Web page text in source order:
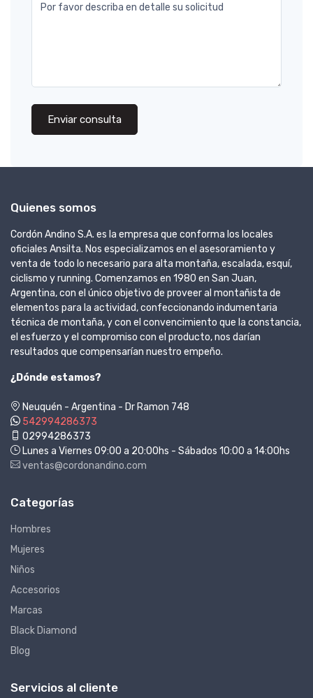
Por favor describa en detalle su solicitud
Enviar consulta
Quienes somos
Cordón Andino S.A. es la empresa que conforma los locales
oficiales Ansilta. Nos especializamos en el asesoramiento y
venta de todo lo necesario para alta montaña, escalada, esquí,
ciclismo y running. Comenzamos en 1980 en San Juan,
Argentina, con el único objetivo de proveer al montañista de
elementos para la actividad, confeccionando indumentaria
técnica de montaña, y con el convencimiento que la constancia,
el esfuerzo y el compromiso con el producto, nos darían
resultados que compensarían nuestro empeño.
¿Dónde estamos?
Neuquén - Argentina - Dr Ramon 748
542994286373
02994286373
Lunes a Viernes 09:00 a 20:00hs - Sábados 10:00 a 14:00hs
ventas@cordonandino.com
Categorías
Hombres
Mujeres
Niños
Accesorios
Marcas
Black Diamond
Blog
Servicios al cliente